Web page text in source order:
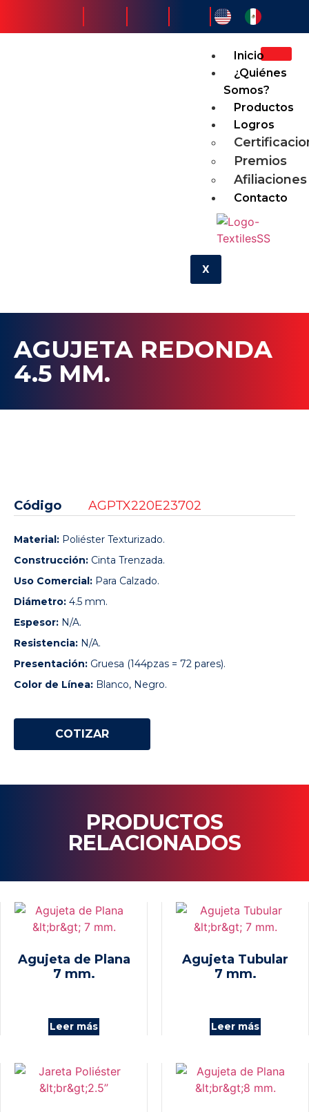
Inicio
¿Quiénes
Somos?
Productos
Logros
Premios
Afiliaciones
Contacto
X
AGUJETA REDONDA
4.5 MM.
Código AGPTX220E23702
Material: Poliéster Texturizado.
Construcción: Cinta Trenzada.
Uso Comercial: Para Calzado.
Diámetro: 4.5 mm.
Espesor: N/A.
Resistencia: N/A.
Presentación: Gruesa (144pzas = 72 pares).
Color de Línea: Blanco, Negro.
COTIZAR
PRODUCTOS
RELACIONADOS
Agujeta de Plana
7 mm.
Leer más
Agujeta Tubular
7 mm.
Leer más